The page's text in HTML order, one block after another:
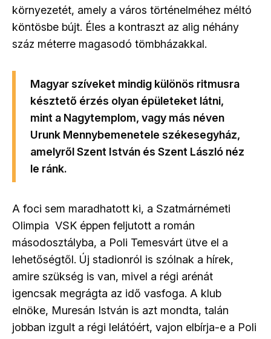
környezetét, amely a város történelméhez méltó
köntösbe bújt. Éles a kontraszt az alig néhány
száz méterre magasodó tömbházakkal.
Magyar szíveket mindig különös ritmusra
késztető érzés olyan épületeket látni,
mint a Nagytemplom, vagy más néven
Urunk Mennybemenetele székesegyház,
amelyről Szent István és Szent László néz
le ránk.
A foci sem maradhatott ki, a Szatmárnémeti
Olimpia VSK éppen feljutott a román
másodosztályba, a Poli Temesvárt ütve el a
lehetőségtől. Új stadionról is szólnak a hírek,
amire szükség is van, mivel a régi arénát
igencsak megrágta az idő vasfoga. A klub
elnöke, Muresán István is azt mondta, talán
jobban izgult a régi lelátóért, vajon elbírja-e a Poli